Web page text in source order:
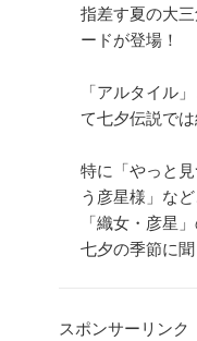
指差す夏の大
ードが登場！
「アルタイル
て七夕伝説で
特に「やっと
う彦星様」な
「織女・彦星
七夕の季節に
スポンサーリンク